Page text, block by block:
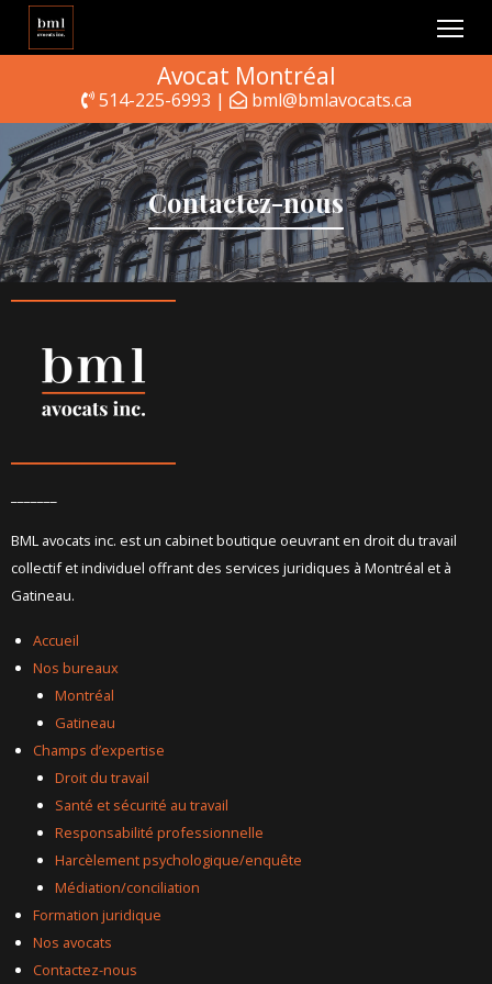
Avocat Montréal
514-225-6993 | bml@bmlavocats.ca
Contactez-nous
BML avocats inc. est un cabinet boutique oeuvrant en droit du travail
collectif et individuel offrant des services juridiques à Montréal et à
Gatineau.
Accueil
Nos bureaux
Montréal
Gatineau
Champs d’expertise
Droit du travail
Santé et sécurité au travail
Responsabilité professionnelle
Harcèlement psychologique/enquête
Médiation/conciliation
Formation juridique
Nos avocats
Contactez-nous